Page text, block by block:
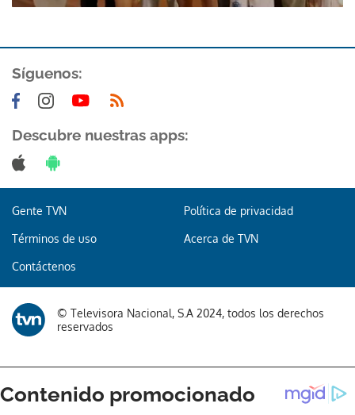
Gracias por suscribirte a nuestro boletín.
Síguenos:
Descubre nuestras apps:
Gente TVN Política de privacidad
Términos de uso Acerca de TVN
Contáctenos
© Televisora Nacional, S.A 2024, todos los derechos
reservados